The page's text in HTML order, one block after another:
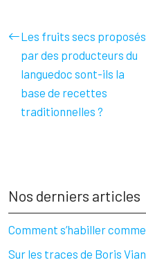
Les fruits secs proposés
par des producteurs du
languedoc sont-ils la
base de recettes
traditionnelles ?
Nos derniers articles
Comment s’habiller
Sur les traces de Boris